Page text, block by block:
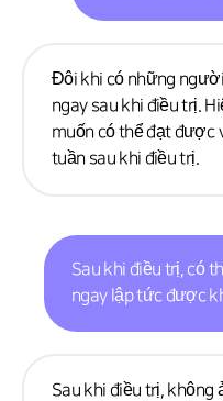
Đôi khi có những
ngay sau khi điều trị.
muốn có thể đạt được
tuần sau khi điều trị.
Sau khi điều trị, có
ngay lập tức được
Sau khi điều trị, không